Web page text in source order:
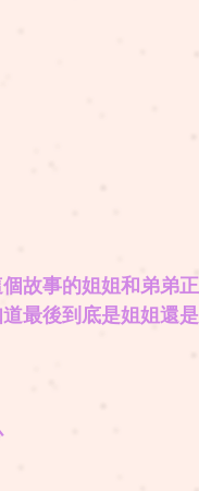
故事的姐姐和弟弟
最後到底是姐姐還